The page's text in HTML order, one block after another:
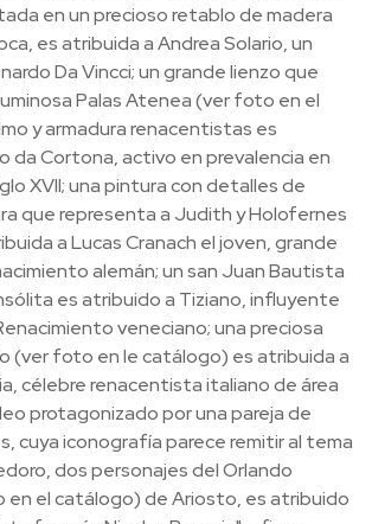
en un precioso retablo de madera
es atribuida a Andrea Solario, un
Da Vincci; un grande lienzo que
Palas Atenea (ver foto en el
y armadura renacentistas es
da Cortona, activo en prevalencia en
XVII; una pintura con detalles de
que representa a Judith y Holofernes
a Lucas Cranach el joven, grande
alemán; un san Juan Bautista
es atribuido a Tiziano, influyente
veneciano; una preciosa
(ver foto en le catálogo) es atribuida a
célebre renacentista italiano de área
protagonizado por una pareja de
cuya iconografía parece remitir al tema
dos personajes del Orlando
en el catálogo) de Ariosto, es atribuido